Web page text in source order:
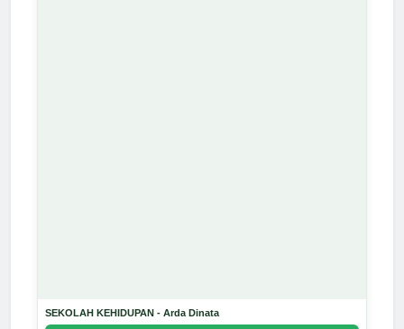
SEKOLAH KEHIDUPAN - Arda Dinata